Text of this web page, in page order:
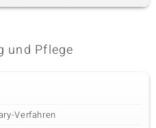
und Pflege
Verfahren